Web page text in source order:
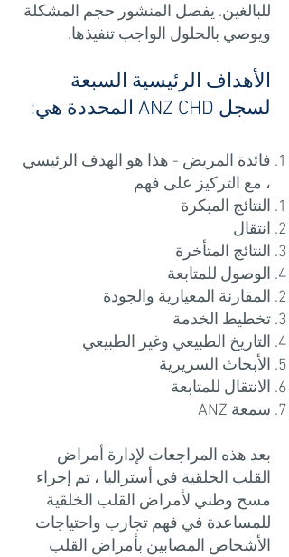
للبالغين. يفصل المنشور حجم المشكلة
ويوصي بالحلول الواجب تنفيذها.
الأهداف الرئيسية السبعة
لسجل ANZ CHD المحددة هي:
فائدة المريض - هذا هو الهدف الرئيسي
، مع التركيز على فهم
النتائج المبكرة
انتقال
النتائج المتأخرة
الوصول للمتابعة
المقارنة المعيارية والجودة
تخطيط الخدمة
التاريخ الطبيعي وغير الطبيعي
الأبحاث السريرية
الانتقال للمتابعة
سمعة ANZ
بعد هذه المراجعات لإدارة أمراض
القلب الخلقية في أستراليا ، تم إجراء
مسح وطني لأمراض القلب الخلقية
للمساعدة في فهم تجارب واحتياجات
الأشخاص المصابين بأمراض القلب